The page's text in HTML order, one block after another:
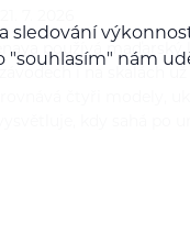
používá maďarský
sledování
nám